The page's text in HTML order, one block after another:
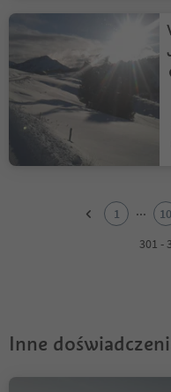
10
12
1 ... 10
301 -
Inne